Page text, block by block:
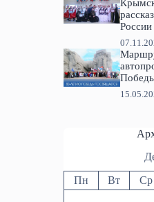
России
Пн Вт Ср